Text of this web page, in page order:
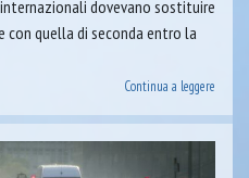
dovevano sostituire
quella di seconda entro la
Continua a leggere